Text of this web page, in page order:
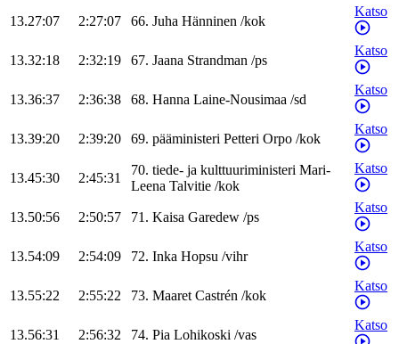
13.27:07 2:27:07 66. Juha Hänninen /kok
Katso
13.32:18 2:32:19 67. Jaana Strandman /ps
Katso
13.36:37 2:36:38 68. Hanna Laine-Nousimaa /sd
Katso
13.39:20 2:39:20 69. pääministeri Petteri Orpo /kok
Katso
13.45:30 2:45:31
70. tiede- ja kulttuuriministeri Mari-
Leena Talvitie /kok
Katso
13.50:56 2:50:57 71. Kaisa Garedew /ps
Katso
13.54:09 2:54:09 72. Inka Hopsu /vihr
Katso
13.55:22 2:55:22 73. Maaret Castrén /kok
Katso
13.56:31 2:56:32 74. Pia Lohikoski /vas
Katso